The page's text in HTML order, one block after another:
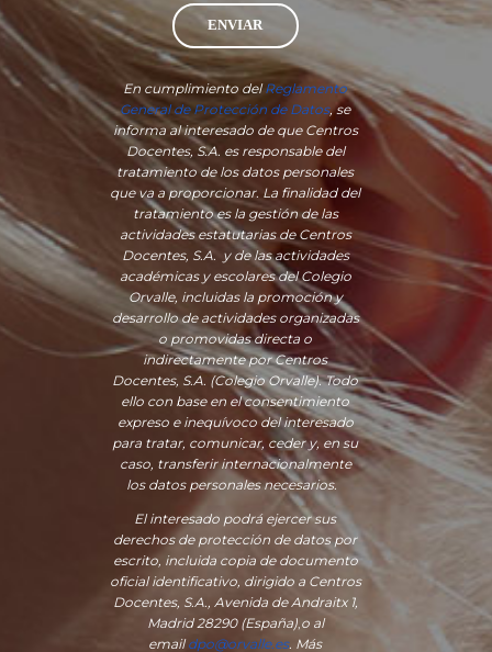
ENVIAR
En cumplimiento delReglamento
General de Protección de Datos, se
informa al interesado de que Centros
Docentes, S.A. es responsable del
tratamiento de los datos personales
que va a proporcionar. La finalidad del
tratamiento es la gestión de las
actividades estatutarias de Centros
Docentes, S.A. y de las actividades
académicas y escolares del Colegio
Orvalle, incluidas la promoción y
desarrollo de actividades organizadas
o promovidas directa o
indirectamente por Centros
Docentes, S.A. (Colegio Orvalle). Todo
ello con base en el consentimiento
expreso e inequívoco del interesado
para tratar, comunicar, ceder y, en su
caso, transferir internacionalmente
los datos personales necesarios.
El interesado podrá ejercer sus
derechos de protección de datos por
escrito, incluida copia de documento
oficial identificativo, dirigido a Centros
Docentes, S.A., Avenida de Andraitx 1,
Madrid 28290 (España),o al
emaildpo@orvalle.es. Más